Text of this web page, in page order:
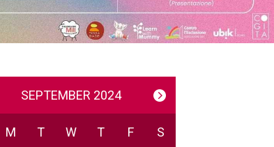
SEPTEMBER 2024
M T W T F S